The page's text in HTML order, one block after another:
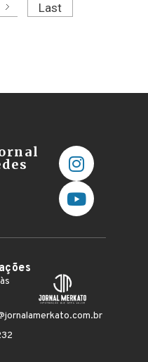
Last